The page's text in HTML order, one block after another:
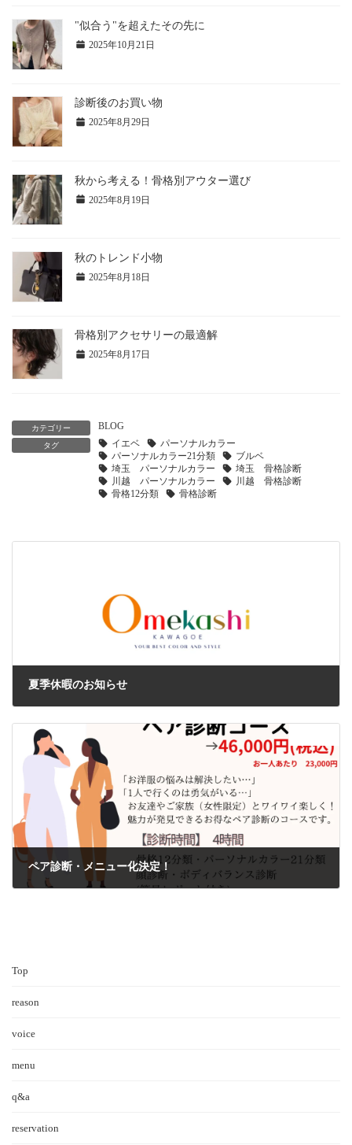
"似合う"を超えたその先に
2025年10月21日
診断後のお買い物
2025年8月29日
秋から考える！骨格別アウター選び
2025年8月19日
秋のトレンド小物
2025年8月18日
骨格別アクセサリーの最適解
2025年8月17日
カテゴリー BLOG
タグ イエベ
パーソナルカラー
パーソナルカラー21分類
ブルベ
埼玉 パーソナルカラー
埼玉 骨格診断
川越 パーソナルカラー
川越 骨格診断
骨格12分類
骨格診断
夏季休暇のお知らせ
ペア診断・メニュー化決定！
Top
reason
voice
menu
q&a
reservation